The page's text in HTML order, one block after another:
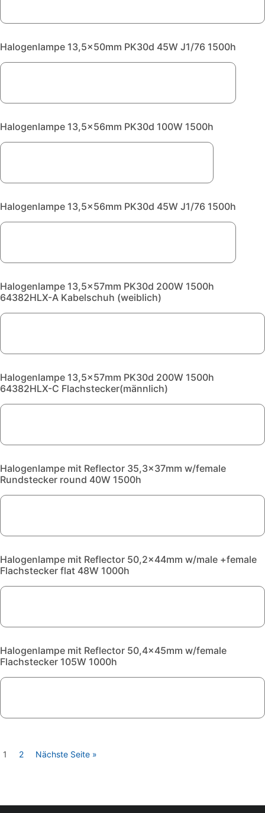
Halogenlampe 13,5x50mm PK30d 45W J1/76 1500h
Halogenlampe 13,5x56mm PK30d 100W 1500h
Halogenlampe 13,5x56mm PK30d 45W J1/76 1500h
Halogenlampe 13,5x57mm PK30d 200W 1500h
64382HLX-A Kabelschuh (weiblich)
Halogenlampe 13,5x57mm PK30d 200W 1500h
64382HLX-C Flachstecker(männlich)
Halogenlampe mit Reflector 35,3x37mm w/female
Rundstecker round 40W 1500h
Halogenlampe mit Reflector 50,2x44mm w/male +female
Flachstecker flat 48W 1000h
Halogenlampe mit Reflector 50,4x45mm w/female
Flachstecker 105W 1000h
1 2 Nächste Seite »